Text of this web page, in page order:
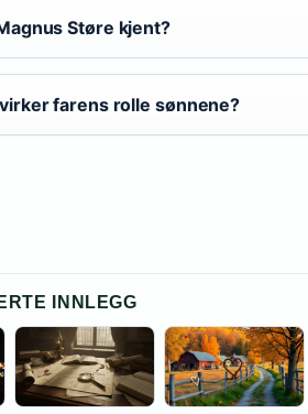
Støre kjent?
farens rolle sønnene?
INNLEGG